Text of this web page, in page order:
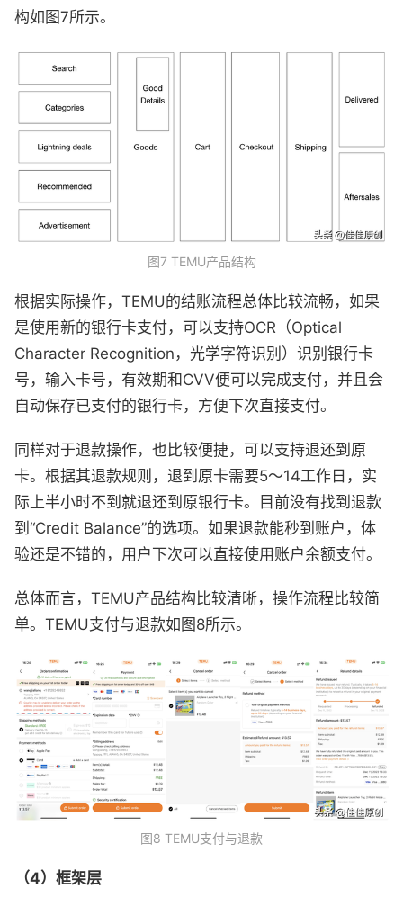
构如图7所示。
图7 TEMU产品结构
根据实际操作，TEMU的结账流程总体比较流畅，如果
是使用新的银行卡支付，可以支持OCR（Optical
Character Recognition，光学字符识别）识别银行卡
号，输入卡号，有效期和CVV便可以完成支付，并且会
自动保存已支付的银行卡，方便下次直接支付。
同样对于退款操作，也比较便捷，可以支持退还到原
卡。根据其退款规则，退到原卡需要5～14工作日，实
际上半小时不到就退还到原银行卡。目前没有找到退款
到“Credit Balance”的选项。如果退款能秒到账户，体
验还是不错的，用户下次可以直接使用账户余额支付。
总体而言，TEMU产品结构比较清晰，操作流程比较简
单。TEMU支付与退款如图8所示。
图8 TEMU支付与退款
（4）框架层